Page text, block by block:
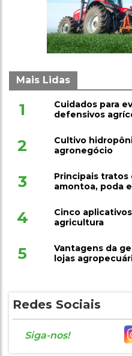
Mais Lidas
1
defensivos
2
agronegócio
3
amontoa, poda
4
agricultura
Redes Sociais